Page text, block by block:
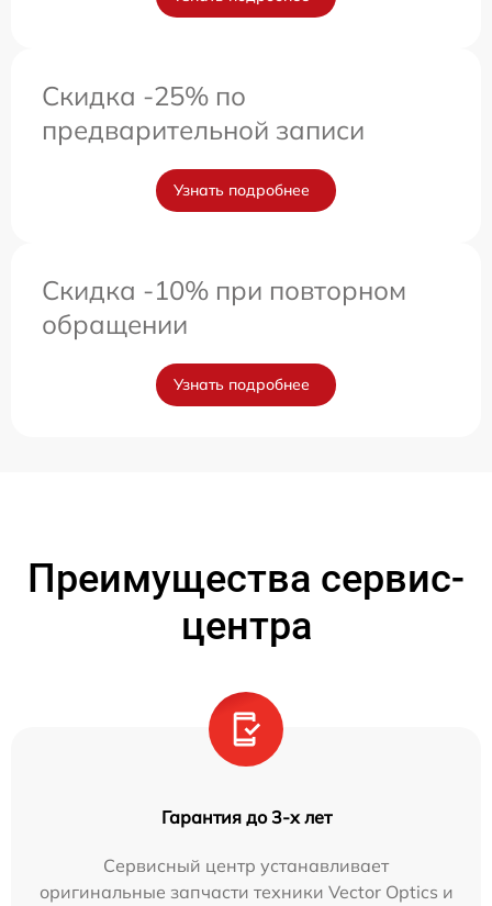
Скидка -25% по
предварительной записи
Узнать подробнее
Скидка -10% при повторном
обращении
Узнать подробнее
Преимущества сервис-
центра
Гарантия до 3-х лет
Сервисный центр устанавливает
оригинальные запчасти техники Vector Optics и